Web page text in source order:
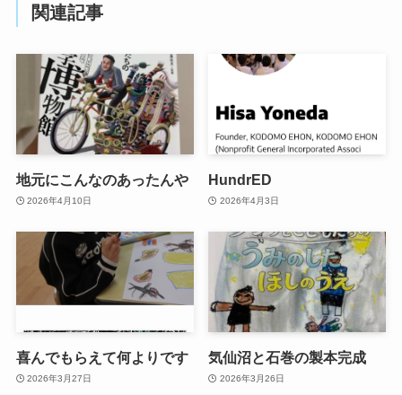
関連記事
地元にこんなのあったんや
2026年4月10日
HundrED
2026年4月3日
喜んでもらえて何よりです
2026年3月27日
気仙沼と石巻の製本完成
2026年3月26日